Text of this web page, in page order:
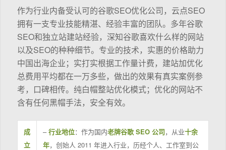
作为行业内备受认可的谷歌SEO优化公司，云点SEO
拥有一支专业技能精湛、经验丰富的团队。多年谷歌
SEO和独立站建站经验，深知谷歌喜欢什么样的网站
以及SEO的种种细节。专业的技术，实惠的价格助力
中国出海企业；实打实根据工作量计费，建站加优化
总费用平均都在一万多些，做出的效果有真实案例参
考，口碑相传。纯白帽整站优化模式；优化的网站不
含有任何黑帽手法，安全有效。
成
立
–行业地位：作为国内老牌谷歌 SEO 公司，从业十余
年，创始人 2011 年进入行业，历经个人、工作室到公